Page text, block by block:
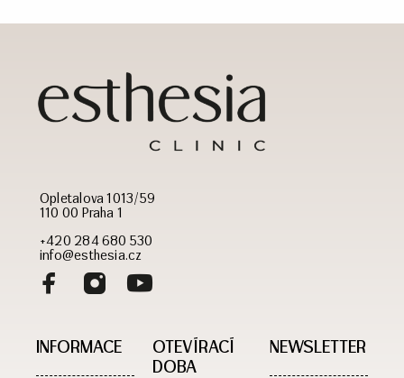
Opletalova 1013/59
110 00 Praha 1
+420 284 680 530
info@esthesia.cz
INFORMACE
OTEVÍRACÍ
DOBA​
NEWSLETTER